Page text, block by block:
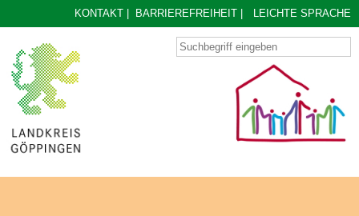
KONTAKT BARRIEREFREIHEIT LEICHTE SPRACHE